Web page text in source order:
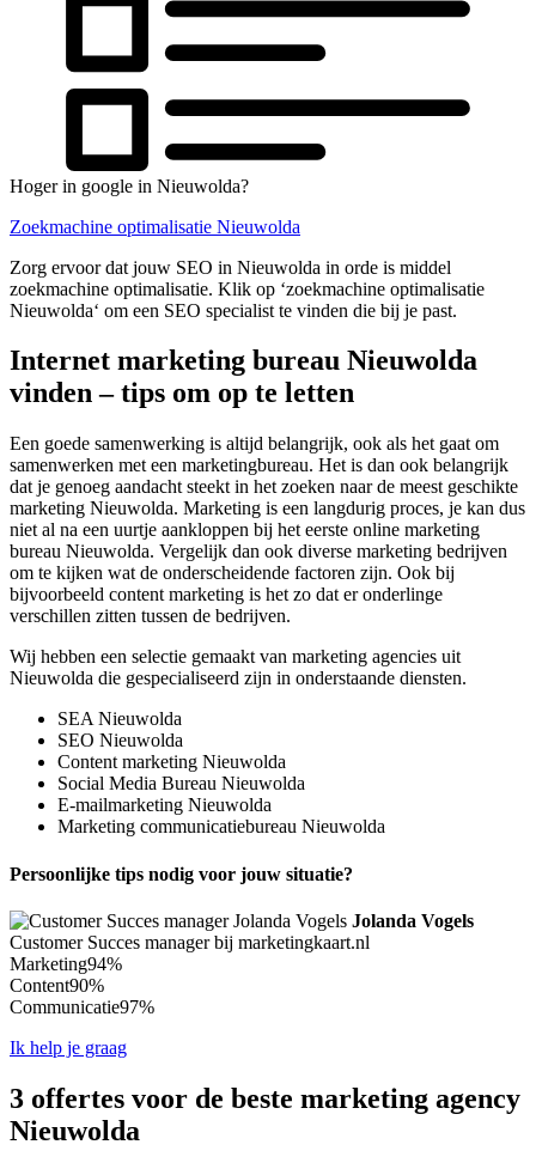
Hoger in google in Nieuwolda?
Zoekmachine optimalisatie Nieuwolda
Zorg ervoor dat jouw SEO in Nieuwolda in orde is middel
zoekmachine optimalisatie. Klik op ‘zoekmachine optimalisatie
Nieuwolda‘ om een SEO specialist te vinden die bij je past.
Internet marketing bureau Nieuwolda
vinden – tips om op te letten
Een goede samenwerking is altijd belangrijk, ook als het gaat om
samenwerken met een marketingbureau. Het is dan ook belangrijk
dat je genoeg aandacht steekt in het zoeken naar de meest geschikte
marketing Nieuwolda. Marketing is een langdurig proces, je kan dus
niet al na een uurtje aankloppen bij het eerste online marketing
bureau Nieuwolda. Vergelijk dan ook diverse marketing bedrijven
om te kijken wat de onderscheidende factoren zijn. Ook bij
bijvoorbeeld content marketing is het zo dat er onderlinge
verschillen zitten tussen de bedrijven.
Wij hebben een selectie gemaakt van marketing agencies uit
Nieuwolda die gespecialiseerd zijn in onderstaande diensten.
SEA Nieuwolda
SEO Nieuwolda
Content marketing Nieuwolda
Social Media Bureau Nieuwolda
E-mailmarketing Nieuwolda
Marketing communicatiebureau Nieuwolda
Persoonlijke tips nodig voor jouw situatie?
Jolanda Vogels
Customer Succes manager bij marketingkaart.nl
Marketing94%
Content90%
Communicatie97%
Ik help je graag
3 offertes voor de beste marketing agency
Nieuwolda